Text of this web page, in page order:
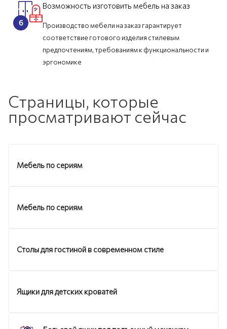
Возможность изготовить мебель на заказ
Производство мебели на заказ гарантирует
соответствие готового изделия стилевым
предпочтениям, требованиям к функциональности и
эргономике
Страницы, которые
просматривают сейчас
Мебель по сериям
Мебель по сериям
Столы для гостиной в современном стиле
Ящики для детских кроватей